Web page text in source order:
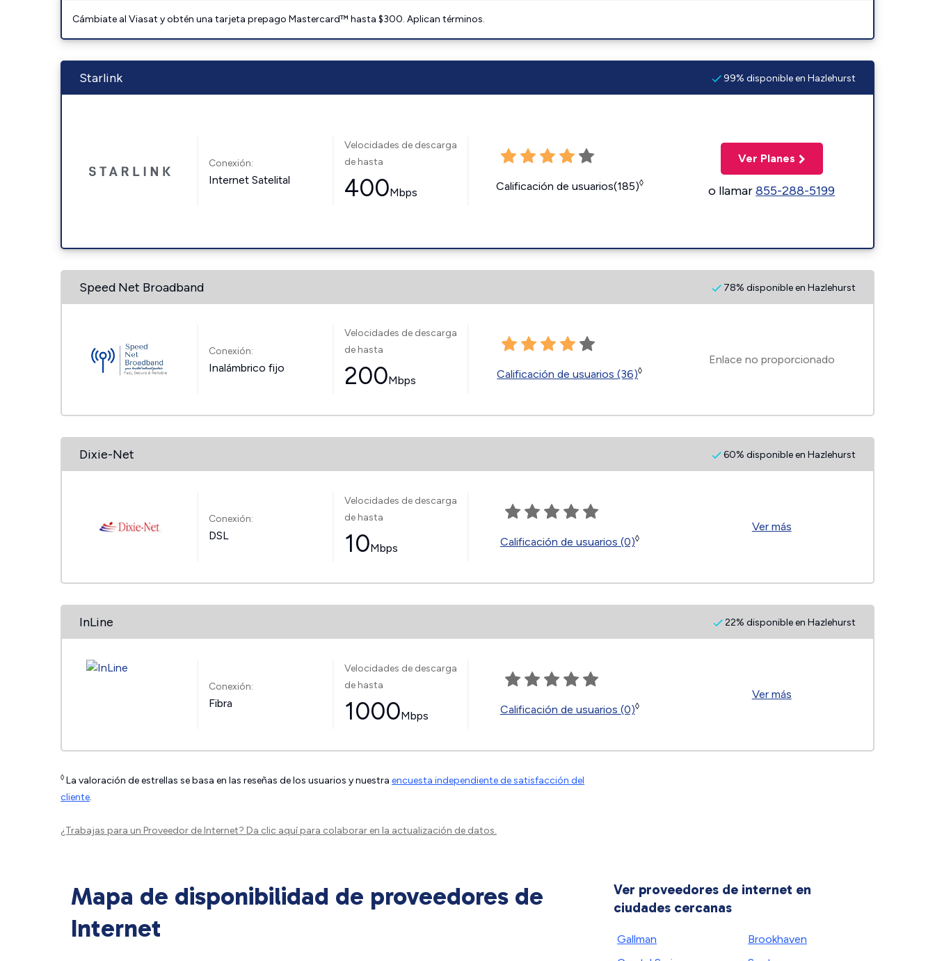
Cámbiate al Viasat y obtén una tarjeta prepago Mastercard™ hasta $300. Aplican términos.
Starlink 99% disponible en Hazlehurst
Conexión:
Internet Satelital
Velocidades de descarga
de hasta
400Mbps Calificación de usuarios(185)◊
Ver Planes
o llamar855-288-5199
Speed Net Broadband 78% disponible en Hazlehurst
Conexión:
Inalámbrico fijo
Velocidades de descarga
de hasta
200Mbps Calificación de usuarios (36)◊
Enlace no proporcionado
Dixie-Net 60% disponible en Hazlehurst
Conexión:
DSL
Velocidades de descarga
de hasta
10Mbps Calificación de usuarios (0)◊
Ver más
InLine 22% disponible en Hazlehurst
Conexión:
Fibra
Velocidades de descarga
de hasta
1000Mbps Calificación de usuarios (0)◊
Ver más
◊ La valoración de estrellas se basa en las reseñas de los usuarios y nuestra encuesta independiente de satisfacción del
cliente.
¿Trabajas para un Proveedor de Internet? Da clic aquípara colaborar en la actualización de datos.
Mapa de disponibilidad de proveedores de
Internet
Ver proveedores de internet en
ciudades cercanas
Gallman
Brookhaven